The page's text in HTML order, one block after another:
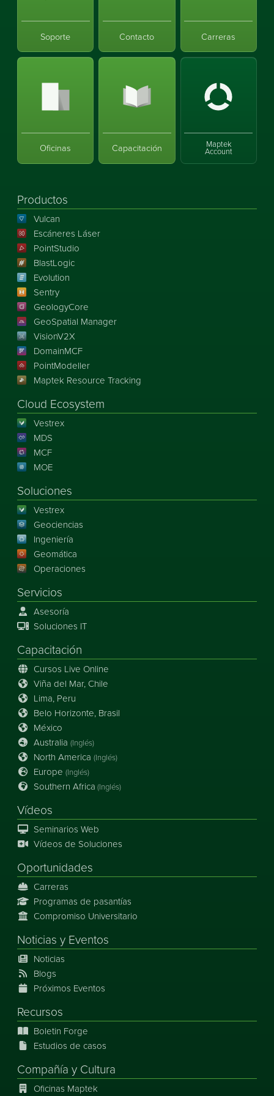
Soporte Contacto Carreras
Oficinas Capacitación Maptek
Account
Productos
Vulcan
Escáneres Láser
PointStudio
BlastLogic
Evolution
Sentry
GeologyCore
GeoSpatial Manager
VisionV2X
DomainMCF
PointModeller
Maptek Resource Tracking
Cloud Ecosystem
Vestrex
MDS
MCF
MOE
Soluciones
Vestrex
Geociencias
Ingeniería
Geomática
Operaciones
Servicios
Asesoría
Soluciones IT
Capacitación
Cursos Live Online
Viña del Mar, Chile
Lima, Peru
Belo Horizonte, Brasil
México
Australia (Inglés)
North America (Inglés)
Europe (Inglés)
Southern Africa (Inglés)
Vídeos
Seminarios Web
Vídeos de Soluciones
Oportunidades
Carreras
Programas de pasantías
Compromiso Universitario
Noticias y Eventos
Noticias
Blogs
Próximos Eventos
Recursos
Boletin Forge
Estudios de casos
Compañía y Cultura
Oficinas Maptek